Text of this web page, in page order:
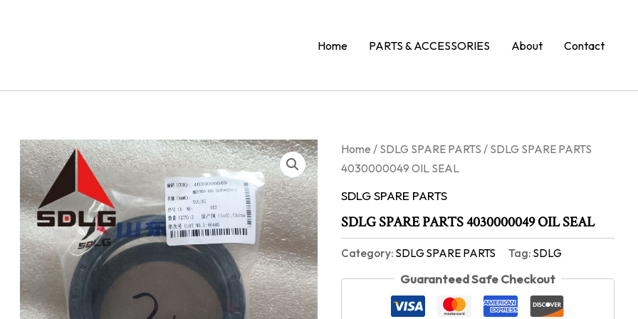
Home PARTS & ACCESSORIES About Contact
Home / SDLG SPARE PARTS / SDLG SPARE PARTS
4030000049 OIL SEAL
SDLG SPARE PARTS
SDLG SPARE PARTS 4030000049 OIL SEAL
Category: SDLG SPARE PARTS Tag: SDLG
Guaranteed Safe Checkout